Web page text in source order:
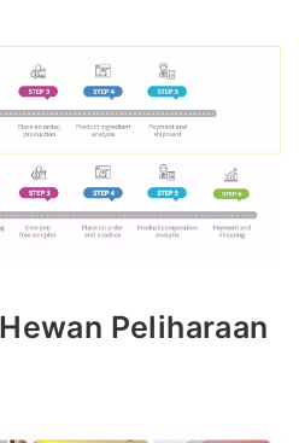
Peliharaan